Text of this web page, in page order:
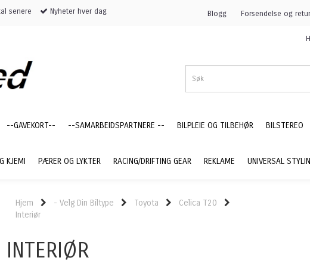
senere
Nyheter hver dag
Blogg Forsendelse og retur
--GAVEKORT-- --SAMARBEIDSPARTNERE -- BILPLEIE OG TILBEHØR BILSTEREO
KJEMI PÆRER OG LYKTER RACING/DRIFTING GEAR REKLAME UNIVERSAL
Hjem - Velg Din Biltype Toyota
Celica T20
Interiør
INTERIØR